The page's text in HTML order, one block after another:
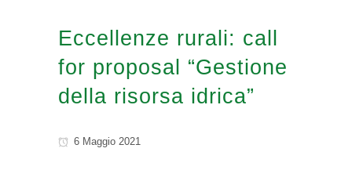
Eccellenze rurali: call
for proposal “Gestione
della risorsa idrica”
6 Maggio 2021